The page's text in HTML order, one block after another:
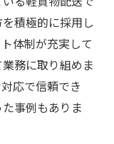
積極的に採用し
体制が充実して
務に取り組めま
応で信頼でき
事例もありま